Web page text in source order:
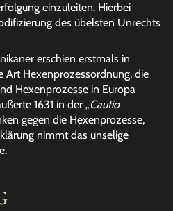
einzuleiten. Hierbei
des übelsten Unrechts
erschien erstmals in
Art Hexenprozessordnung, die
Hexenprozesse in Europa
1631 in der „Cautio
gegen die Hexenprozesse,
nimmt das unselige